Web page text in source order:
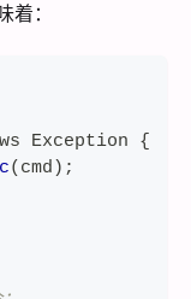
着：
Exception {
(cmd ) ;